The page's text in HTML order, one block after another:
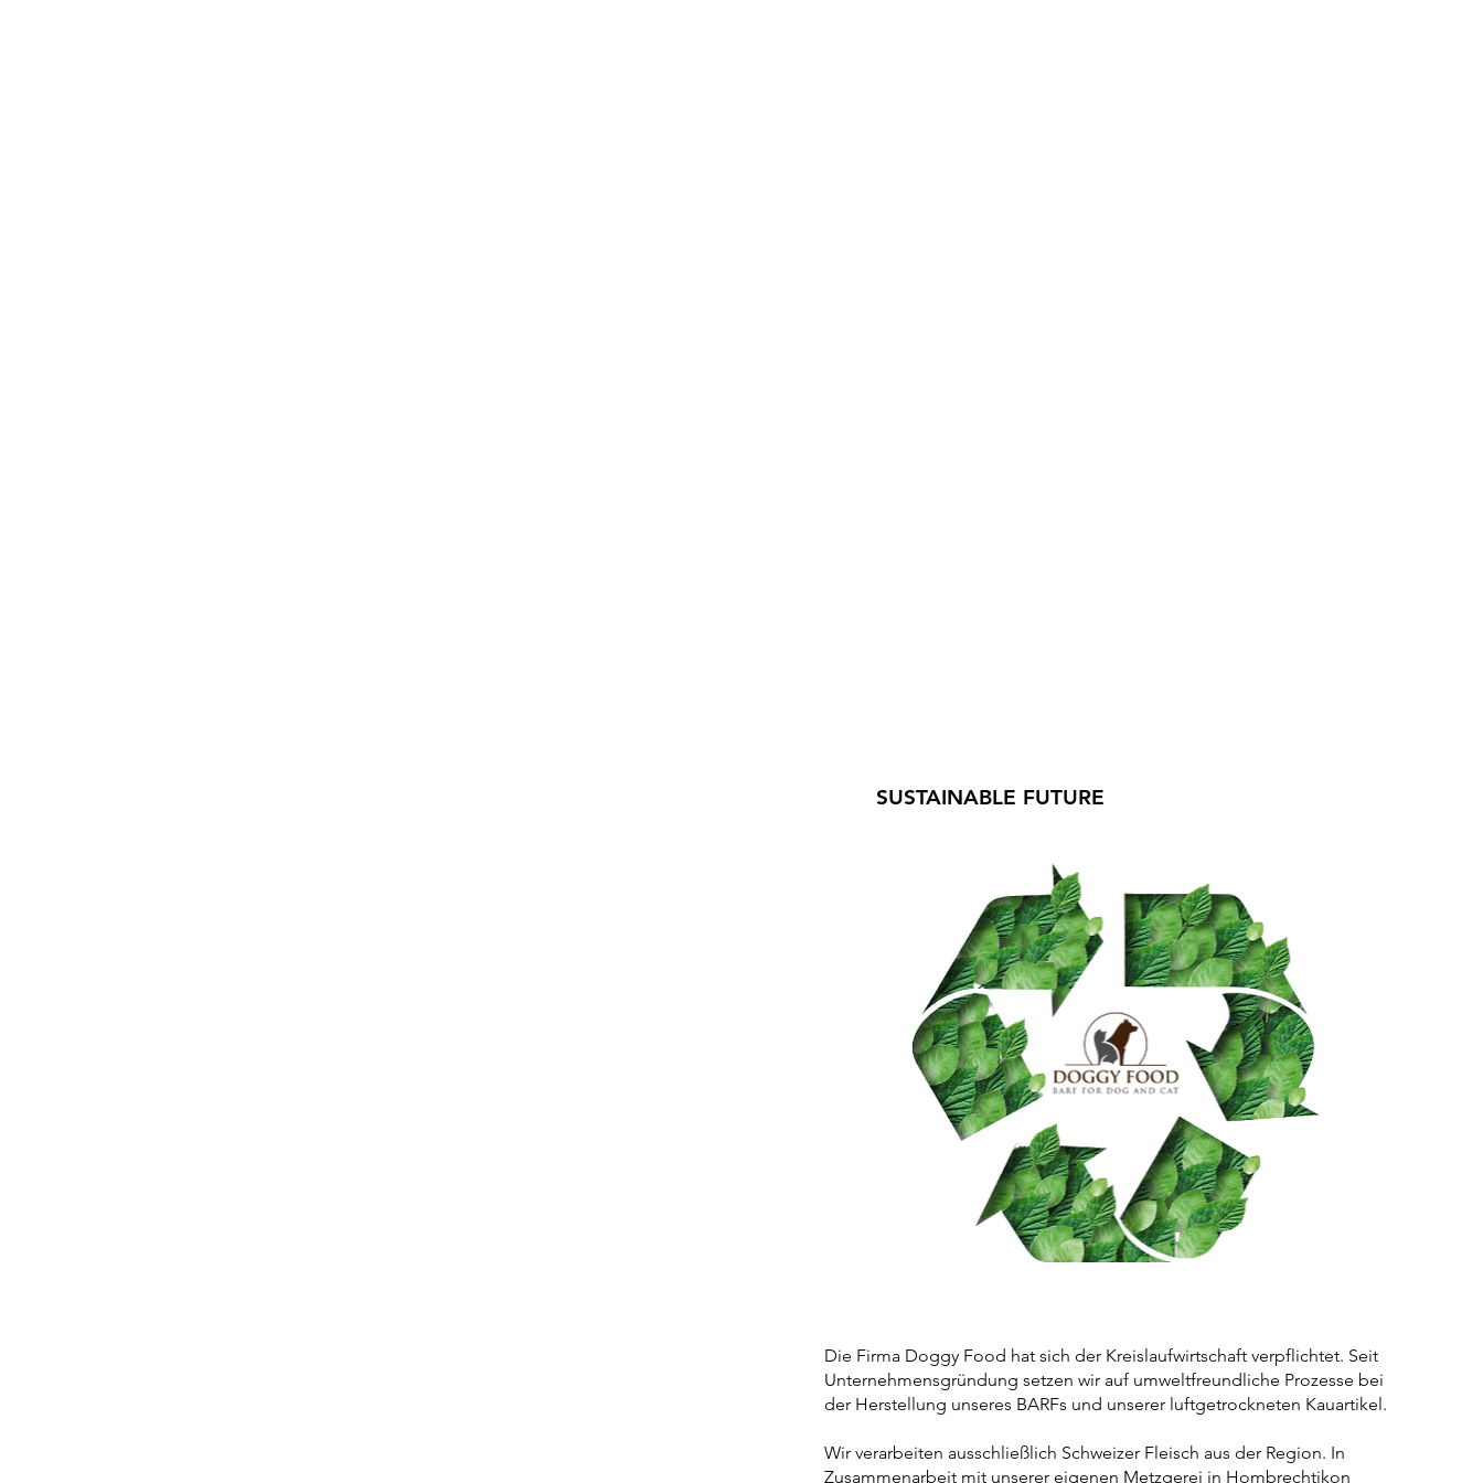
SUSTAINABLE FUTURE
Die Firma Doggy Food hat sich der Kreislaufwirtschaft verpflichtet. Seit
Unternehmensgründung setzen wir auf umweltfreundliche Prozesse bei
der Herstellung unseres BARFs und unserer luftgetrockneten Kauartikel.
Wir verarbeiten ausschließlich Schweizer Fleisch aus der Region. In
Zusammenarbeit mit unserer eigenen Metzgerei in Hombrechtikon